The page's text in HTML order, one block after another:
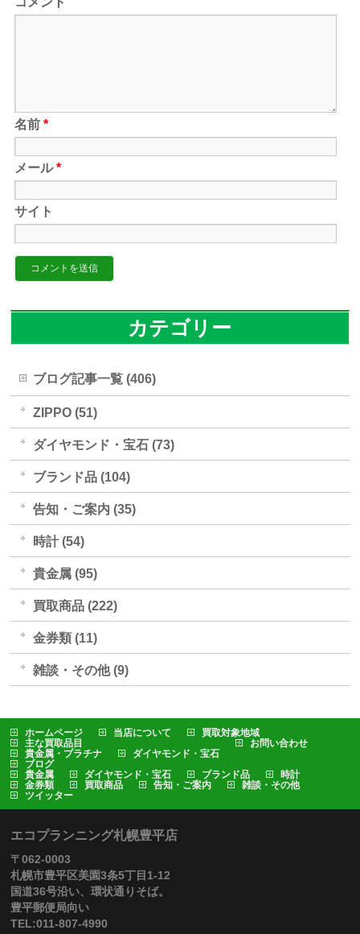
名前*
メール*
サイト
カテゴリー
ブログ記事一覧 (406)
ZIPPO (51)
ダイヤモンド・宝石 (73)
ブランド品 (104)
告知・ご案内 (35)
時計 (54)
貴金属 (95)
買取商品 (222)
金券類 (11)
雑談・その他 (9)
ホームページ 当店について
買取対象地域
主な買取品目
貴金属・プラチナ
ダイヤモンド・宝石
お問い合わせ
ブログ
貴金属
ダイヤモンド・宝石 ブランド品
時計
金券類
買取商品 告知・ご案内
雑談・その他
ツイッター
エコプランニング札幌豊平店
〒062-0003
札幌市豊平区美園3条5丁目1-12
国道36号沿い、環状通りそば。
豊平郵便局向い
TEL:011-807-4990